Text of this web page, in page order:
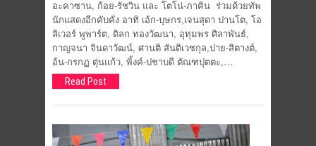
อะคาซาน, ก้อย-รัชวิน และ โตโน่-ภาคิน ร่วมด้วยทัพ
นักแสดงอีกคับคั่ง อาทิ เอ้ก-บุษกร,เจนสุดา ปานโต, โอ
ลิเวอร์ พูพาร์ต, ดิลก ทองวัฒนา, อุทุมพร ศิลาพันธ์,
กาญจนา จินดาวัฒน์, ศานติ สันติเวชกุล,ปาย-สิตางต์,
อ้น-กรกฏ ตุ่นแก้ว, พิ้งค์-ปชาบดี ตัณฑปุตตะ,…
Read Post